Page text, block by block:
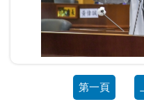
第一頁